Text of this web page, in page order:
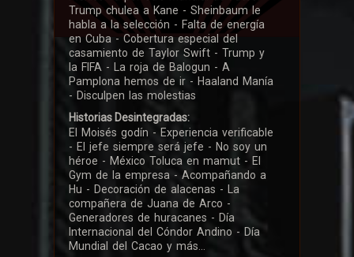
Trump chulea a Kane - Sheinbaum le
habla a la selección - Falta de energía
en Cuba - Cobertura especial del
casamiento de Taylor Swift - Trump y
la FIFA - La roja de Balogun - A
Pamplona hemos de ir - Haaland Manía
- Disculpen las molestias
Historias Desintegradas:
El Moisés godín - Experiencia verificable
- El jefe siempre será jefe - No soy un
héroe - México Toluca en mamut - El
Gym de la empresa - Acompañando a
Hu - Decoración de alacenas - La
compañera de Juana de Arco -
Generadores de huracanes - Día
Internacional del Cóndor Andino - Día
Mundial del Cacao y más...